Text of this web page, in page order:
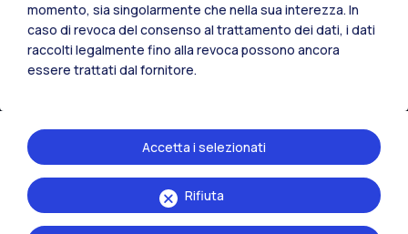
IT EN
momento, sia singolarmente che nella sua interezza. In
caso di revoca del consenso al trattamento dei dati, i dati
raccolti legalmente fino alla revoca possono ancora
essere trattati dal fornitore.
Rifiuta
Accetta i selezionati